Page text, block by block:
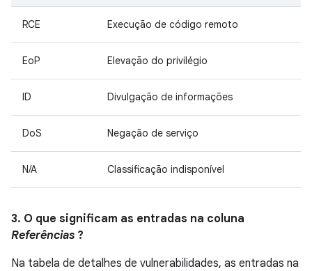
RCE Execução de código remoto
EoP Elevação do privilégio
ID Divulgação de informações
DoS Negação de serviço
N/A Classificação indisponível
3. O que significam as entradas na coluna
Referências ?
Na tabela de detalhes de vulnerabilidades, as entradas na